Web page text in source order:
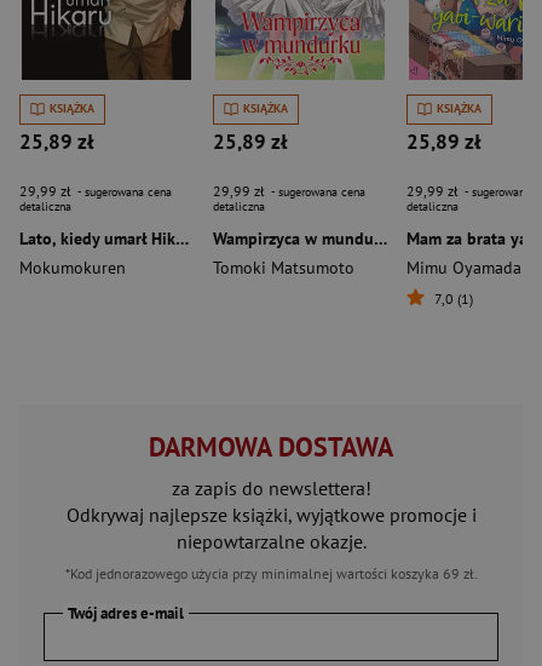
KSIĄŻKA
25,89 zł
29,99 zł - sugerowana cena
detaliczna
Lato, kiedy umarł Hikaru. Tom 7
Mokumokuren
KSIĄŻKA
25,89 zł
29,99 zł - sugerowana cena
detaliczna
Wampirzyca w mundurku. Tom 3
Tomoki Matsumoto
KSIĄŻKA
25,89 zł
29,99 zł - sugerowana
detaliczna
Mimu Oyamada
7,0 (1)
DARMOWA DOSTAWA
za zapis do newslettera!
Odkrywaj najlepsze książki, wyjątkowe promocje i
niepowtarzalne okazje.
*Kod jednorazowego użycia przy minimalnej wartości koszyka 69 zł.
Twój adres e-mail